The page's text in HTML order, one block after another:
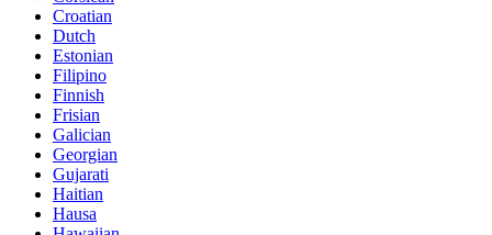
Croatian
Dutch
Estonian
Filipino
Finnish
Frisian
Galician
Georgian
Gujarati
Haitian
Hausa